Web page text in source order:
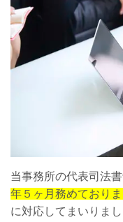
当事務所の代表司法書
年５ヶ月務めており
に対応してまいりま